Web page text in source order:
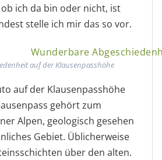
ich da bin oder nicht, ist
stelle ich mir das so vor.
auf der Klausenpasshöhe
auf der Klausenpasshöhe
gehört zum
Alpen, geologisch gesehen
Gebiet. Üblicherweise
über den alten.